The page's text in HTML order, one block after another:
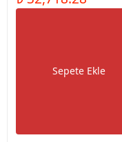
Sepete Ekle